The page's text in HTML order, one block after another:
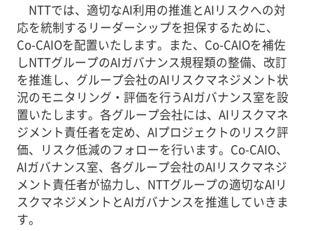
NTTでは、適切なAI利用の推進とAIリスクへの対
応を統制するリーダーシップを担保するために、
Co-CAIOを配置いたします。また、Co-CAIOを補佐
しNTTグループのAIガバナンス規程類の整備、改訂
を推進し、グループ会社のAIリスクマネジメント状
況のモニタリング・評価を行うAIガバナンス室を設
置いたします。各グループ会社には、AIリスクマネ
ジメント責任者を定め、AIプロジェクトのリスク評
価、リスク低減のフォローを行います。Co-CAIO、
AIガバナンス室、各グループ会社のAIリスクマネジ
メント責任者が協力し、NTTグループの適切なAIリ
スクマネジメントとAIガバナンスを推進していきま
す。